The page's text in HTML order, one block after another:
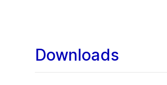
Downloads